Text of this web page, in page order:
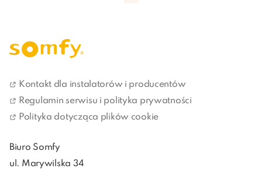
stronę uczynienia życia w domu wygodniejszym. Jeśli
podłączysz ją do inteligentnego systemu zarządzania
domem, dodasz do swojego domu dodatkowy pokój, z
którego będziesz mógł korzystać przez cały rok.
Kontakt dla instalatorów i producentów
Regulamin serwisu i polityka prywatności
Polityka dotycząca plików cookie
Biuro Somfy
ul. Marywilska 34